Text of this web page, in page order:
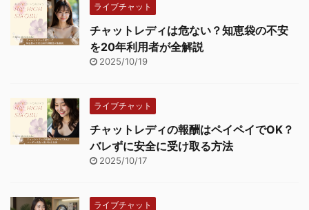
ライブチャット
チャットレディは危ない？知恵袋の不安
を20年利用者が全解説
2025/10/19
ライブチャット
チャットレディの報酬はペイペイでOK？
バレずに安全に受け取る方法
2025/10/17
ライブチャット